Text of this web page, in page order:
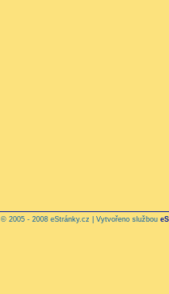
© 2005 - 2008 eStránky.cz | Vytvořeno službou